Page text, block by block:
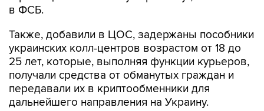
в ФСБ.
Также, добавили в ЦОС, задержаны пособники
украинских колл-центров возрастом от 18 до
25 лет, которые, выполняя функции курьеров,
получали средства от обманутых граждан и
передавали их в криптообменники для
дальнейшего направления на Украину.